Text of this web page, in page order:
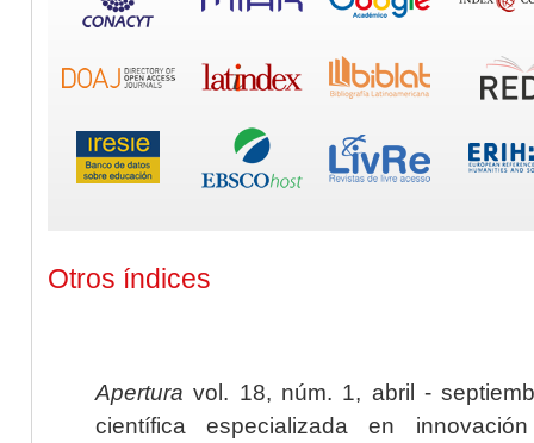
Otros índices
Apertura vol. 18, núm. 1, abril -
científica especializada en